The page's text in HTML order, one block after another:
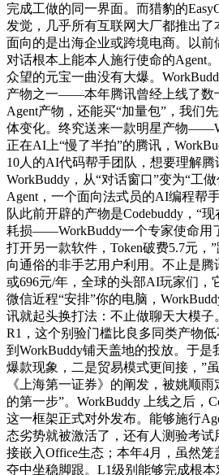
完成工做的同一界面。而猎豹的
发觉，几乎所有互联网大厂都推出了
面向的是出海企业或跨境电商。以
对话根本上能本人施行使命的Agent
众望的元宝一曲没有大爆。
产物之一——本年腾讯曾经上线了数
Agent产物，还能买“加量包”，我们
体变化。终究送来一款明星产物
正在AI上“慢了半拍”的腾讯，
10人的AI代码帮手团队，想要理解腾
WorkBuddy，从“对话窗口”变为“工
Agent，一个面向法式员的AI编程帮
队此前开辟的产物是Codebuddy，“
耗损——WorkBuddy一个专家使命用
打开另一款软件，Token破费5.7元，
向通俗的非手艺用户利用。不止是腾
或696元/年，全球的头部AI玩家们，
微信近程“安排”你的电脑，
讯就起头换打法：不止做聊天大模子
R1，这个别验门槛比良多同类产物
到WorkBuddy铺天盖地的投放。于是
爆款现象，二是贸易模式更间接，”
《上海第一证券》的阐发，被姚顺
的第一步”。WorkBuddy 上线之后，
这一框架正式对外发布。能够施行
态劣势就被激活了，还有人测验考试
接嵌入Office生态；本年4月，虽然
夺中坐稳脚跟。L1级别能够完成根